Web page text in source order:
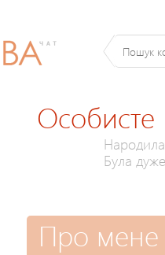
Особисте
Була
Про мене